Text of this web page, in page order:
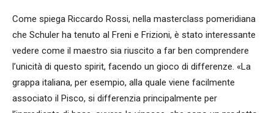
Come spiega Riccardo Rossi, nella masterclass pomeridiana
che Schuler ha tenuto al Freni e Frizioni, è stato interessante
vedere come il maestro sia riuscito a far ben comprendere
l’unicità di questo spirit, facendo un gioco di differenze. «La
grappa italiana, per esempio, alla quale viene facilmente
associato il Pisco, si differenzia principalmente per